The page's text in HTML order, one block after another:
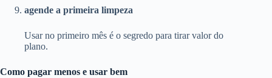
agende a primeira limpeza
Usar no primeiro mês é o segredo para tirar valor do
plano.
Como pagar menos e usar bem